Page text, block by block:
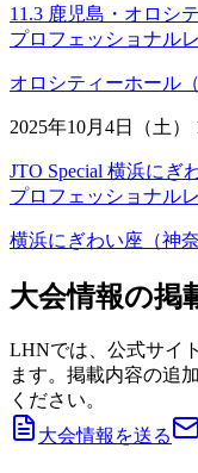
11.3 鹿児島・オロシ
プロフェッショナル
オロシティーホール
2025年10月4日（土）
JTO Special 横浜にぎ
プロフェッショナル
横浜にぎわい座（神奈
大会情報の掲
LHNでは、公式サイ
ます。掲載内容の追
ください。
大会情報を送る